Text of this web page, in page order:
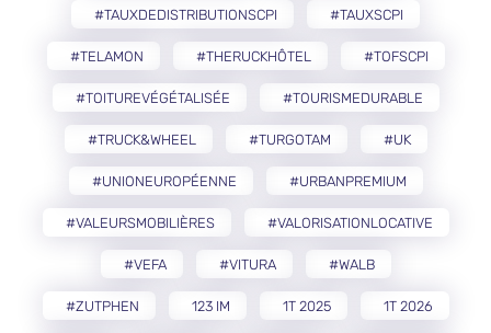
#TAUXDEDISTRIBUTIONSCPI #TAUXSCPI
#TELAMON #THERUCKHÔTEL #TOFSCPI
#TOITUREVÉGÉTALISÉE #TOURISMEDURABLE
#TRUCK&WHEEL #TURGOTAM #UK
#UNIONEUROPÉENNE #URBANPREMIUM
#VALEURSMOBILIÈRES #VALORISATIONLOCATIVE
#VEFA #VITURA #WALB
#ZUTPHEN 123 IM 1T 2025 1T 2026